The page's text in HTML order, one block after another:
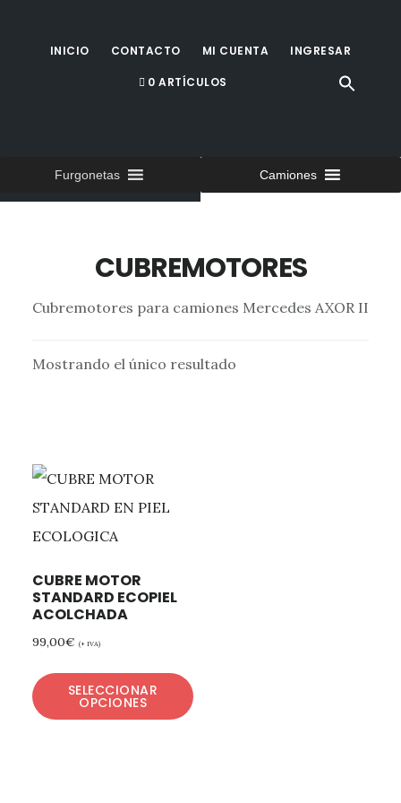
INICIO CONTACTO MI CUENTA INGRESAR
0 ARTÍCULOS
Furgonetas Camiones
CUBREMOTORES
Cubremotores para camiones Mercedes AXOR II
Mostrando el único resultado
CUBRE MOTOR
STANDARD ECOPIEL
ACOLCHADA
99,00€ (+ IVA)
SELECCIONAR
OPCIONES